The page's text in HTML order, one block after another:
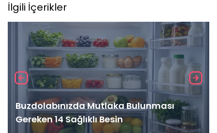
İlgili İçerikler
Buzdolabınızda Mutlaka Bulunması
Gereken 14 Sağlıklı Besin